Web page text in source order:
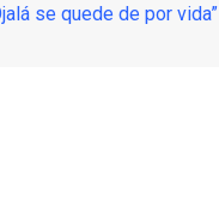
se quede de por vida”